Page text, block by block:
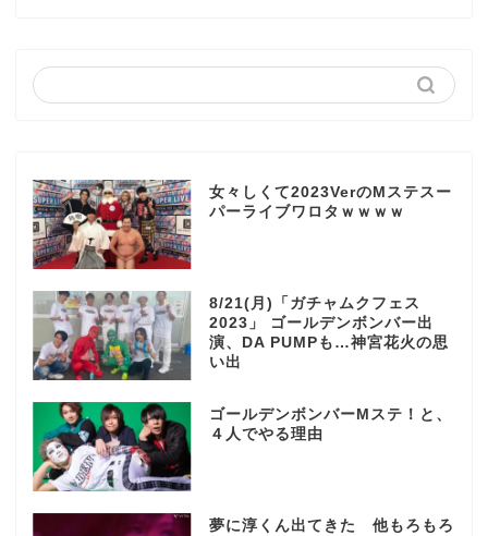
女々しくて2023VerのMステスー
パーライブワロタｗｗｗｗ
8/21(月)「ガチャムクフェス
2023」 ゴールデンボンバー出
演、DA PUMPも…神宮花火の思
い出
ゴールデンボンバーMステ！と、
４人でやる理由
夢に淳くん出てきた 他もろもろ